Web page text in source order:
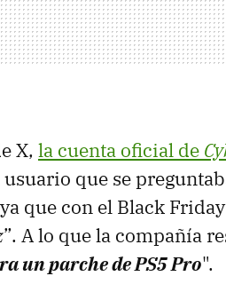
X, la cuenta oficial de
que se
que con el Black
”. A lo que la compañía
un parche de PS5 Pro".